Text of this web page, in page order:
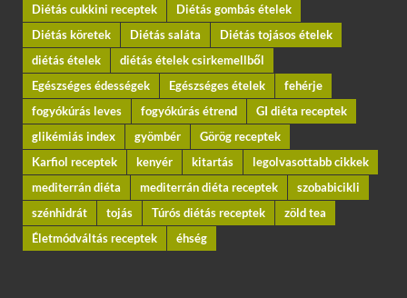
Diétás cukkini receptek
Diétás gombás ételek
Diétás köretek
Diétás saláta
Diétás tojásos ételek
diétás ételek
diétás ételek csirkemellből
Egészséges édességek
Egészséges ételek
fehérje
fogyókúrás leves
fogyókúrás étrend
GI diéta receptek
glikémiás index
gyömbér
Görög receptek
Karfiol receptek
kenyér kitartás
legolvasottabb cikkek
mediterrán diéta
mediterrán diéta receptek
szobabicikli
szénhidrát
tojás Túrós diétás receptek
zöld tea
Életmódváltás receptek
éhség